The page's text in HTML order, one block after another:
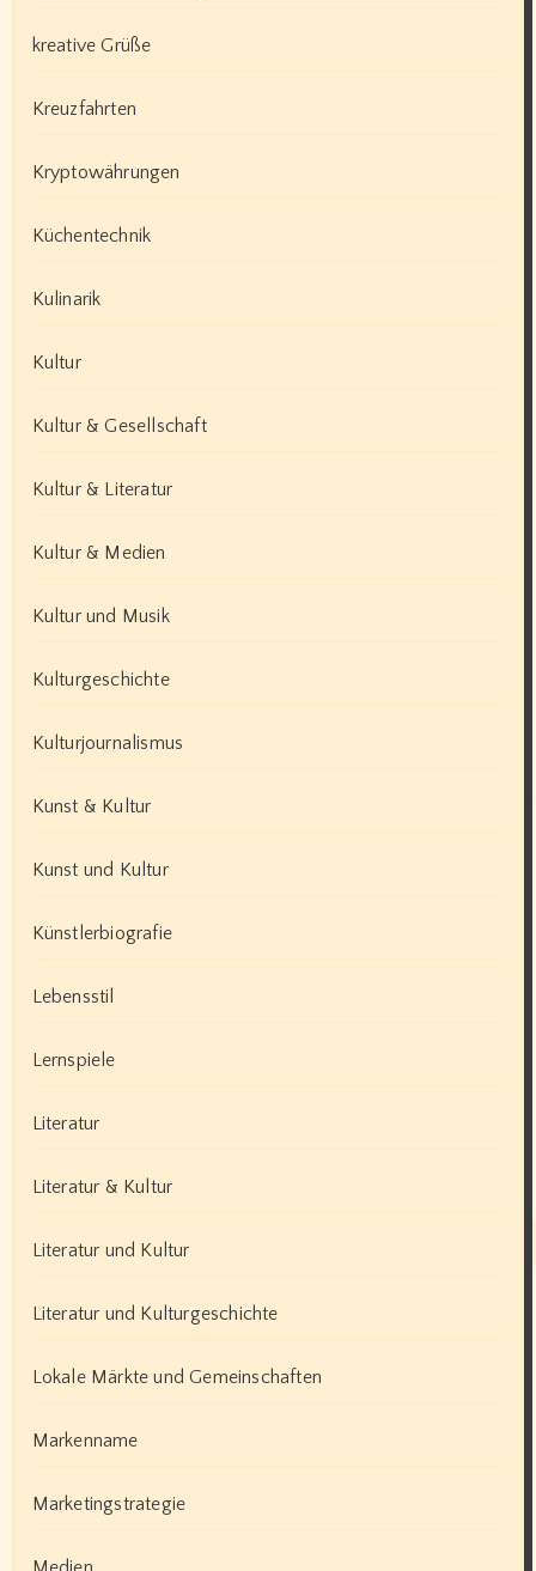
kreative Grüße
Kreuzfahrten
Kryptowährungen
Küchentechnik
Kulinarik
Kultur
Kultur & Gesellschaft
Kultur & Literatur
Kultur & Medien
Kultur und Musik
Kulturgeschichte
Kulturjournalismus
Kunst & Kultur
Kunst und Kultur
Künstlerbiografie
Lebensstil
Lernspiele
Literatur
Literatur & Kultur
Literatur und Kultur
Literatur und Kulturgeschichte
Lokale Märkte und Gemeinschaften
Markenname
Marketingstrategie